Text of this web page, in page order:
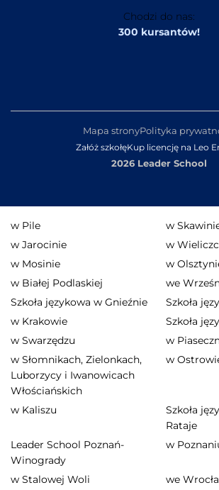
Chodzi do nas:
300 kursantów!
2026 Leader School
Załóż szkołęKup licencję na Leo
Mapa stronyPolityka
w Pile
w
w Jarocinie
w
w Mosinie
w
w Białej Podlaskiej
we
Szkoła językowa w Gnieźnie
Szkoła
w Krakowie
Szkoła
w Swarzędzu
w
w Słomnikach, Zielonkach,
Luborzycy i Iwanowicach
Włościańskich
w
w Kaliszu
Szkoła
Rataje
Leader School Poznań-
Winogrady
w
w Stalowej Woli we